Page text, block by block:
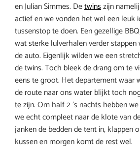
en Julian Simmes. Detwinszijn
actief en we vonden het wel een leuk
tussenstop te doen. Een gezellige
wat sterke lulverhalen verder
de auto. Eigenlijk wilden we een
de twins. Toch bleek de drang om te
eens te groot. Het departement waar
de route naar ons water blijkt toch
te zijn. Om half 2 ’s nachts hebben
we echt compleet naar de klote van
janken de bedden de tent in, klappen
kussen en morgen komt de rest wel.